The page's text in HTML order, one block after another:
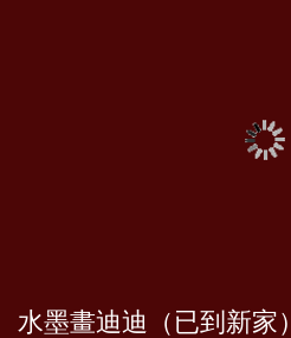
水墨畫迪迪（已到新家）